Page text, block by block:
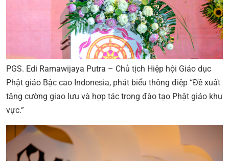
PGS. Edi Ramawijaya Putra – Chủ tịch Hiệp hội Giáo dục
Phật giáo Bậc cao Indonesia, phát biểu thông điệp “Đề xuất
tăng cường giao lưu và hợp tác trong đào tạo Phật giáo khu
vực.”